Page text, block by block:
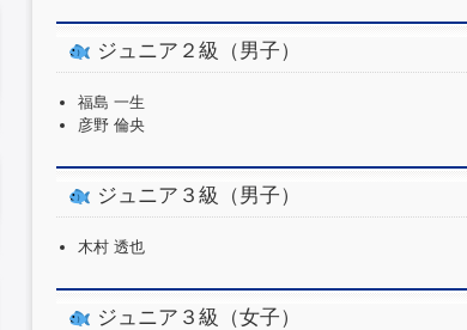
o
o
k
ジュニア２級（男子）
福島 一生
彦野 倫央
ジュニア３級（男子）
木村 透也
ジュニア３級（女子）